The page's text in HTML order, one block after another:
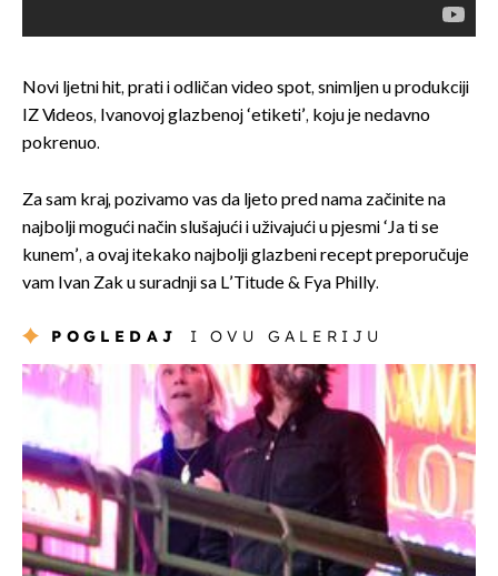
Novi ljetni hit, prati i odličan video spot, snimljen u produkciji
IZ Videos, Ivanovoj glazbenoj ‘etiketi’, koju je nedavno
pokrenuo.
Za sam kraj, pozivamo vas da ljeto pred nama začinite na
najbolji mogući način slušajući i uživajući u pjesmi ‘Ja ti se
kunem’, a ovaj itekako najbolji glazbeni recept preporučuje
vam Ivan Zak u suradnji sa L’Titude & Fya Philly.
POGLEDAJ I OVU GALERIJU